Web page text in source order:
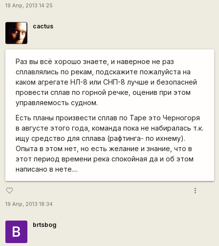
19 Апр, 2013 14:25
cactus
Раз вы всё хорошо знаете, и наверное не раз
сплавлялись по рекам, подскажите пожалуйста на
каком агрегате НЛ-8 или CНП-8 лучше и безопасней
провести сплав по горной речке, оценив при этом
управляемость судном.
Есть планы произвести сплав по Таре это Черногоря
в августе этого года, команда пока не набиралась т.к.
ищу средство для сплава (рафтинга- по ихнему).
Опыта в этом нет, но есть желание и знание, что в
этот период времени река спокойная да и об этом
написано в нете....
favorite_border
19 Апр, 2013 18:34
more_vert
B brtsbog